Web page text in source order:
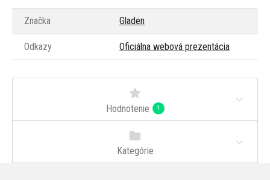
Značka Gladen
Odkazy Oficiálna webová prezentácia
Hodnotenie 1
Kategórie